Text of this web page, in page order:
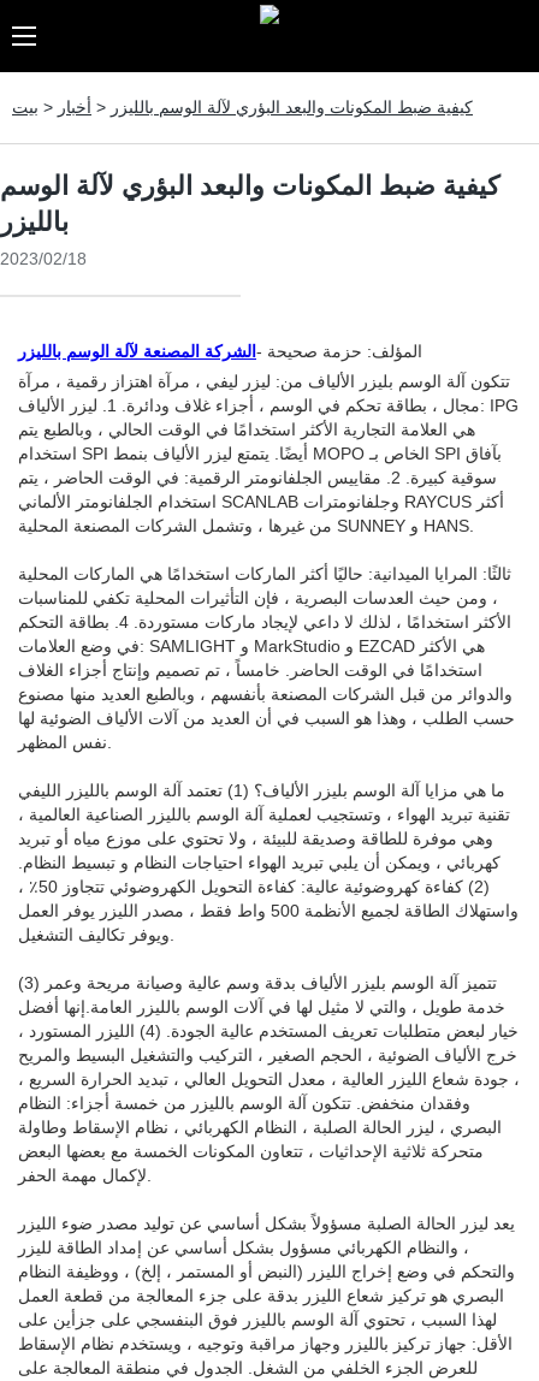
بيت > أخبار > كيفية ضبط المكونات والبعد البؤري لآلة الوسم بالليزر
كيفية ضبط المكونات والبعد البؤري لآلة الوسم
بالليزر
2023/02/18
المؤلف: حزمة صحيحة - الشركة المصنعة لآلة الوسم بالليزر
تتكون آلة الوسم بليزر الألياف من: ليزر ليفي ، مرآة اهتزاز رقمية ، مرآة
مجال ، بطاقة تحكم في الوسم ، أجزاء غلاف ودائرة. 1. ليزر الألياف: IPG
هي العلامة التجارية الأكثر استخدامًا في الوقت الحالي ، وبالطبع يتم
استخدام SPI أيضًا. يتمتع ليزر الألياف بنمط MOPO الخاص بـ SPI بآفاق
سوقية كبيرة. 2. مقاييس الجلفانومتر الرقمية: في الوقت الحاضر ، يتم
استخدام الجلفانومتر الألماني SCANLAB وجلفانومترات RAYCUS أكثر
من غيرها ، وتشمل الشركات المصنعة المحلية SUNNEY و HANS.
ثالثًا: المرايا الميدانية: حاليًا أكثر الماركات استخدامًا هي الماركات المحلية
، ومن حيث العدسات البصرية ، فإن التأثيرات المحلية تكفي للمناسبات
الأكثر استخدامًا ، لذلك لا داعي لإيجاد ماركات مستوردة. 4. بطاقة التحكم
في وضع العلامات: SAMLIGHT و MarkStudio و EZCAD هي الأكثر
استخدامًا في الوقت الحاضر. خامساً ، تم تصميم وإنتاج أجزاء الغلاف
والدوائر من قبل الشركات المصنعة بأنفسهم ، وبالطبع العديد منها مصنوع
حسب الطلب ، وهذا هو السبب في أن العديد من آلات الألياف الضوئية لها
ما هي مزايا آلة الوسم بليزر الألياف؟ (1) تعتمد آلة الوسم بالليزر الليفي
تقنية تبريد الهواء ، وتستجيب لعملية آلة الوسم بالليزر الصناعية العالمية ،
وهي موفرة للطاقة وصديقة للبيئة ، ولا تحتوي على موزع مياه أو تبريد
كهربائي ، ويمكن أن يلبي تبريد الهواء احتياجات النظام و تبسيط النظام.
(2) كفاءة كهروضوئية عالية: كفاءة التحويل الكهروضوئي تتجاوز 50٪ ،
واستهلاك الطاقة لجميع الأنظمة 500 واط فقط ، مصدر الليزر يوفر العمل
(3) تتميز آلة الوسم بليزر الألياف بدقة وسم عالية وصيانة مريحة وعمر
خدمة طويل ، والتي لا مثيل لها في آلات الوسم بالليزر العامة.إنها أفضل
خيار لبعض متطلبات تعريف المستخدم عالية الجودة. (4) الليزر المستورد ،
خرج الألياف الضوئية ، الحجم الصغير ، التركيب والتشغيل البسيط والمريح
، جودة شعاع الليزر العالية ، معدل التحويل العالي ، تبديد الحرارة السريع ،
وفقدان منخفض. تتكون آلة الوسم بالليزر من خمسة أجزاء: النظام
البصري ، ليزر الحالة الصلبة ، النظام الكهربائي ، نظام الإسقاط وطاولة
متحركة ثلاثية الإحداثيات ، تتعاون المكونات الخمسة مع بعضها البعض
يعد ليزر الحالة الصلبة مسؤولاً بشكل أساسي عن توليد مصدر ضوء الليزر
، والنظام الكهربائي مسؤول بشكل أساسي عن إمداد الطاقة لليزر
والتحكم في وضع إخراج الليزر (النبض أو المستمر ، إلخ) ، ووظيفة النظام
البصري هو تركيز شعاع الليزر بدقة على جزء المعالجة من قطعة العمل
لهذا السبب ، تحتوي آلة الوسم بالليزر فوق البنفسجي على جزأين على
الأقل: جهاز تركيز بالليزر وجهاز مراقبة وتوجيه ، ويستخدم نظام الإسقاط
للعرض الجزء الخلفي من الشغل. الجدول في منطقة المعالجة على